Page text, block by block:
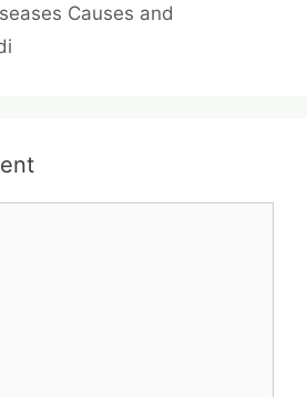
Causes and